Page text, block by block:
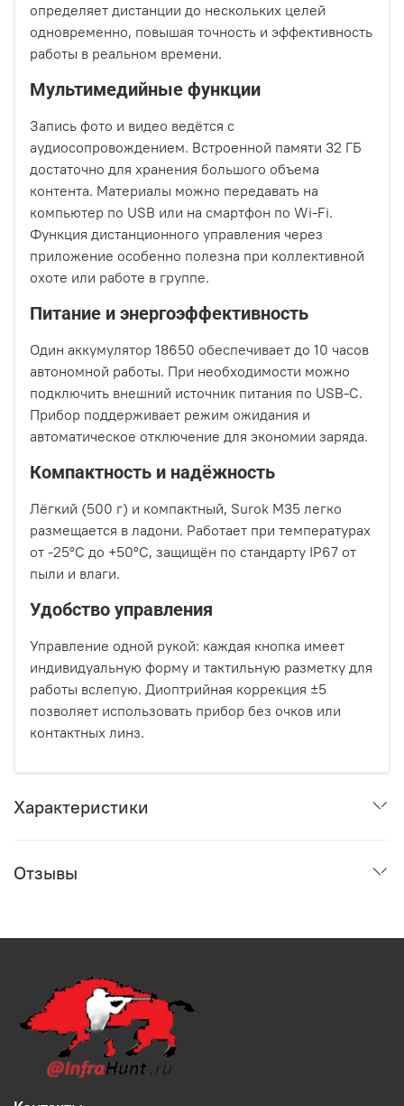
определяет дистанции до нескольких целей
одновременно, повышая точность и эффективность
работы в реальном времени.
Мультимедийные функции
Запись фото и видео ведётся с
аудиосопровождением. Встроенной памяти 32 ГБ
достаточно для хранения большого объема
контента. Материалы можно передавать на
компьютер по USB или на смартфон по Wi-Fi.
Функция дистанционного управления через
приложение особенно полезна при коллективной
охоте или работе в группе.
Питание и энергоэффективность
Один аккумулятор 18650 обеспечивает до 10 часов
автономной работы. При необходимости можно
подключить внешний источник питания по USB-C.
Прибор поддерживает режим ожидания и
автоматическое отключение для экономии заряда.
Компактность и надёжность
Лёгкий (500 г) и компактный, Surok M35 легко
размещается в ладони. Работает при температурах
от -25°C до +50°C, защищён по стандарту IP67 от
пыли и влаги.
Удобство управления
Управление одной рукой: каждая кнопка имеет
индивидуальную форму и тактильную разметку для
работы вслепую. Диоптрийная коррекция ±5
позволяет использовать прибор без очков или
контактных линз.
Характеристики
Отзывы